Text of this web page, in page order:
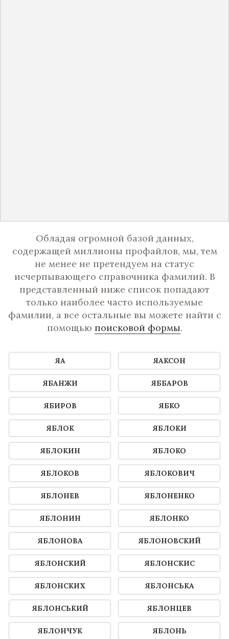
Обладая огромной базой данных,
содержащей миллионы профайлов, мы, тем
не менее не претендуем на статус
исчерпывающего справочника фамилий. В
представленный ниже список попадают
только наиболее часто используемые
фамилии, а все остальные вы можете найти с
помощью поисковой формы.
ЯА ЯАКСОН
ЯБАНЖИ ЯББАРОВ
ЯБИРОВ ЯБКО
ЯБЛОК ЯБЛОКИ
ЯБЛОКИН ЯБЛОКО
ЯБЛОКОВ ЯБЛОКОВИЧ
ЯБЛОНЕВ ЯБЛОНЕНКО
ЯБЛОНИН ЯБЛОНКО
ЯБЛОНОВА ЯБЛОНОВСКИЙ
ЯБЛОНСКИЙ ЯБЛОНСКИС
ЯБЛОНСКИХ ЯБЛОНСЬКА
ЯБЛОНСЬКИЙ ЯБЛОНЦЕВ
ЯБЛОНЧУК ЯБЛОНЬ